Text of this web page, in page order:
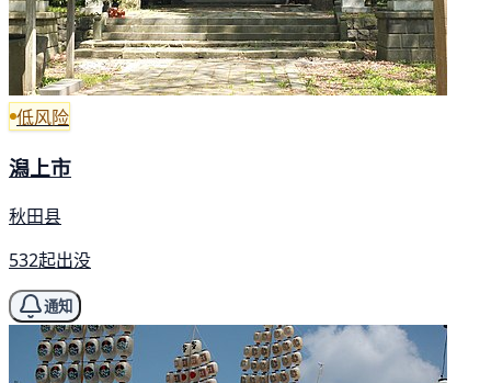
低风险
潟上市
秋田县
532起出没
通知